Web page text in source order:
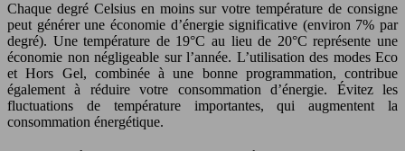
Chaque degré Celsius en moins sur votre température de consigne
peut générer une économie d’énergie significative (environ 7% par
degré). Une température de 19°C au lieu de 20°C représente une
économie non négligeable sur l’année. L’utilisation des modes Eco
et Hors Gel, combinée à une bonne programmation, contribue
également à réduire votre consommation d’énergie. Évitez les
fluctuations de température importantes, qui augmentent la
consommation énergétique.